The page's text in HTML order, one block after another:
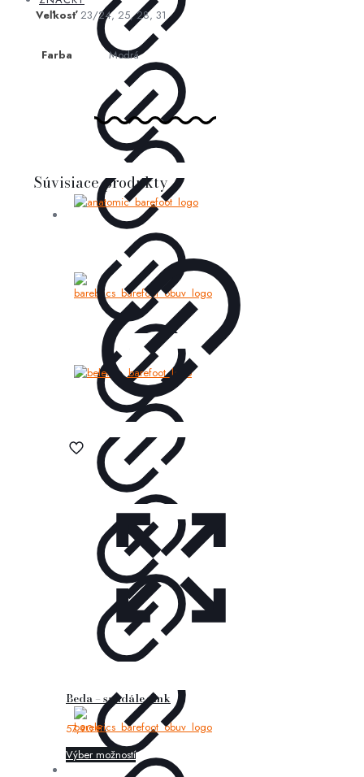
Veľkosť 23/24, 25, 28, 31
Farba Modrá
Súvisiace produkty
Beda – sandále pink
57,90€
Výber možností